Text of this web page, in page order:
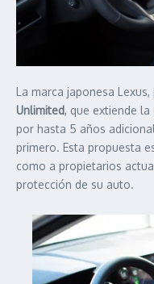
La marca japonesa
Unlimited, que extiende
por hasta 5 años
primero. Esta propuesta
como a propietarios
protección de su auto.